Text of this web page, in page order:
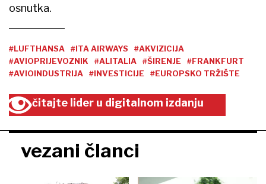
osnutka.
#LUFTHANSA #ITA AIRWAYS
#AKVIZICIJA
#AVIOPRIJEVOZNIK
#ALITALIA #ŠIRENJE
#FRANKFURT
#AVIOINDUSTRIJA
#INVESTICIJE #EUROPSKO TRŽIŠTE
čitajte lider u digitalnom izdanju
vezani članci